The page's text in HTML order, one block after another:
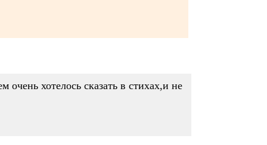
хотелось сказать в стихах,и не